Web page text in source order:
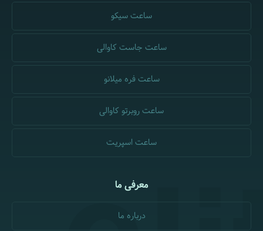
ساعت سیکو
ساعت جاست کاوالی
ساعت فره میلانو
ساعت روبرتو کاوالی
ساعت اسپریت
معرفی ما
درباره ما